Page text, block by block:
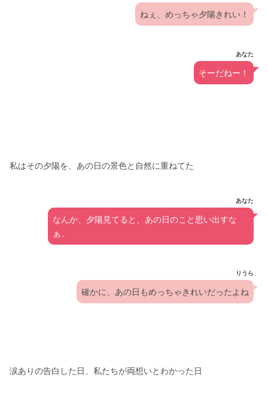
ねぇ、めっちゃ夕陽きれい！
あなた
そーだねー！
私はその夕陽を、あの日の景色と自然に重ねてた
あなた
なんか、夕陽見てると、あの日のこと思い出すな
ぁ、
りうら
確かに、あの日もめっちゃきれいだったよね
涙ありの告白した日、私たちが両想いとわかった日